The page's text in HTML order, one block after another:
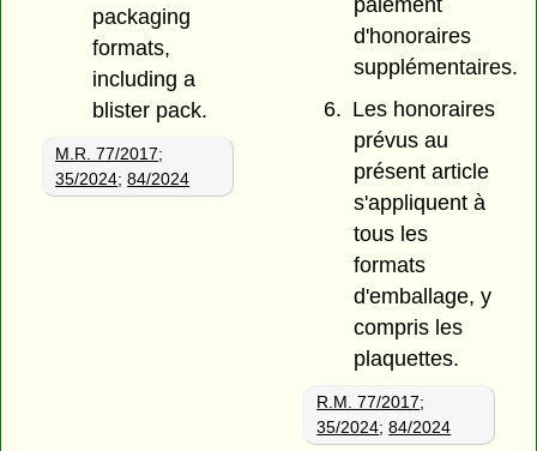
packaging
formats,
including a
blister pack.
M.R. 77/2017;
35/2024;84/2024
paiement
d'honoraires
supplémentaires.
6. Les honoraires
prévus au
présent article
s'appliquent à
tous les
formats
d'emballage, y
compris les
plaquettes.
R.M. 77/2017;
35/2024;84/2024